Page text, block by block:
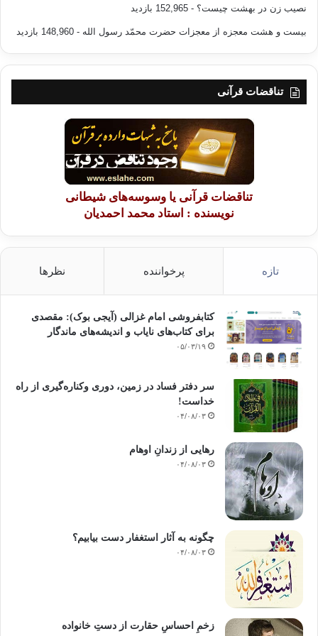
خدا است و دراین مقام جایگاه رسول این است که مسلمانان میتوانند با اولی
باشد برای حل ان باید به خدا و رسولش مراجعه کرد.پذیرفتن این جایگاه نیز
«إِن كُنتُمْ تُؤْمِنُونَ بِاللّهِ وَالْيَوْمِ الآخِرِ»
آخرین آیه خواست از محبت خداست و تنها راه کسب محبت او را اتباع و پیروی
از پیامبر خدا میداند.
این است جایگاه واقعی پیامبردردین اسلام که قرآن ،آن را به روشنی بیان نموده
——————————————-
منبع:جایگاه حقوقی احادیث نبوی / مؤلف:ابوالاعلی مودودی / مترجم:عبدالغنی
پیامبر قرآن رسول الله
نصیب زن در بهشت چیست؟ - 152,965 بازدید
بیست و هشت معجزه از معجزات حضرت محمّد رسول الله - 148,960 بازدید
تناقضات قرآنی
تناقضات قرآنی یا وسوسه‌های شیطانی
نویسنده : استاد محمد احمدیان
تازه پرخواننده نظرها
کتابفروشی امام غزالی (آیجی بوک): مقصدی
برای کتاب‌های نایاب و اندیشه‌های ماندگار
۰۵/۰۳/۱۹
سر دفتر فساد در زمین‌، دوری وکناره‌گیری از راه
خداست‌!
۰۴/۰۸/۰۳
رهایی از زندانِ اوهام
۰۴/۰۸/۰۳
چگونه به آثار استغفار دست بیابیم؟
۰۴/۰۸/۰۳
زخمِ احساسِ حقارت از دستِ خانواده